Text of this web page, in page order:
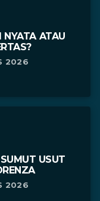
NYATA ATAU
2026
USUT
2026